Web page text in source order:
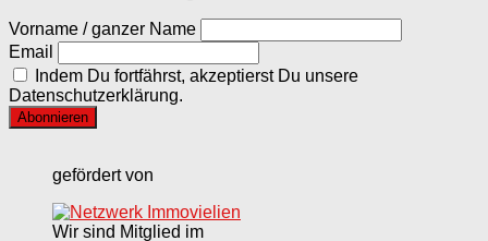
Vorname / ganzer Name
Email
Indem Du fortfährst, akzeptierst Du unsere
Datenschutzerklärung.
gefördert von
Wir sind Mitglied im